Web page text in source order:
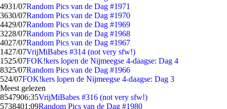
4931/07Random Pics van de Dag #1971
3630/07Random Pics van de Dag #1970
4429/07Random Pics van de Dag #1969
3228/07Random Pics van de Dag #1968
4027/07Random Pics van de Dag #1967
1427/07VrijMiBabes #314 (not very sfw!)
1525/07FOK!kers lopen de Nijmeegse 4-daagse: Dag 4
8325/07Random Pics van de Dag #1966
524/07FOK!kers lopen de Nijmeegse 4-daagse: Dag 3
Meest gelezen
8547906:35VrijMiBabes #316 (not very sfw!)
5738401:09Random Pics van de Dag #1980